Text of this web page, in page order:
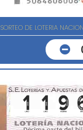
SORTEO DE LOTERIA